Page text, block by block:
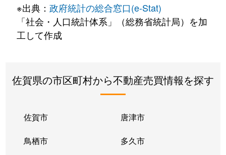
※出典： 政府統計の総合窓口(e-Stat)
「社会・人口統計体系」（総務省統計局）を加
工して作成
佐賀県の市区町村から不動産売買情報を探す
佐賀市 唐津市
鳥栖市 多久市